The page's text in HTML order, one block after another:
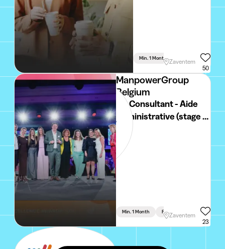
Min. 1 Month Zaventem
50
ManpowerGroup
Belgium
HR Consultant - Aide
Administrative (stage -
student)
Min. 1 Month Full TimeZaventem
23